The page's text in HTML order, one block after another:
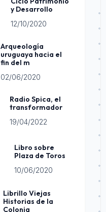
y Desarrollo
12/10/2020
Arqueología
uruguaya hacia el
fin del m
02/06/2020
Radio Spica, el
transformador
19/04/2022
Libro sobre
Plaza de Toros
10/06/2020
Librillo Viejas
Historias de la
Colonia